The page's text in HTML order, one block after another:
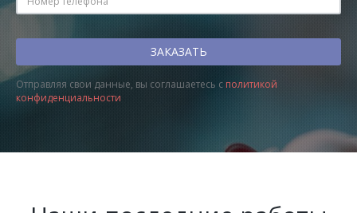
Отправляя свои данные, вы соглашаетесь с политикой
конфиденциальности